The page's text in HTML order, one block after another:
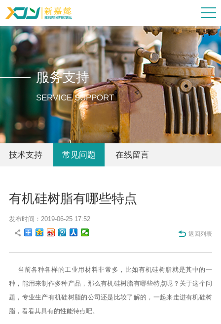
服务支持
SERVICE SUPPORT
技术支持 常见问题 在线留言
有机硅树脂有哪些特点
发布时间：2019-06-25 17:52
返回列表
当前各种各样的工业用材料非常多，比如有机硅树脂就是其中的一
种，能用来制作多种产品，那么有机硅树脂有哪些特点呢？关于这个问
题，专业生产有机硅树脂的公司还是比较了解的，一起来走进有机硅树
脂，看看其具有的性能特点吧。